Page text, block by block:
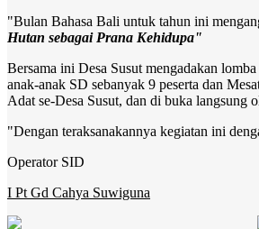
"Bulan Bahasa Bali untuk tahun ini
Hutan sebagai Prana Kehidupa"
Bersama ini Desa Susut mengadakan
anak-anak SD sebanyak 9 peserta dan
Adat se-Desa Susut, dan di buka langsung
"Dengan teraksanakannya kegiatan ini
Operator SID
I Pt Gd Cahya Suwiguna